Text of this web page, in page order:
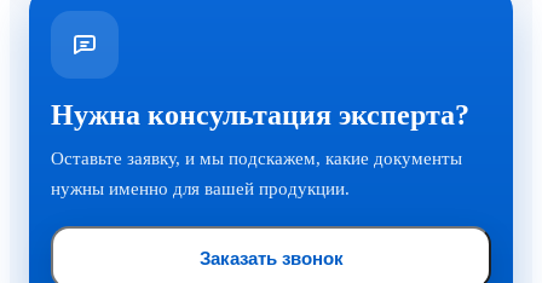
Нужна консультация эксперта?
Оставьте заявку, и мы подскажем, какие документы
нужны именно для вашей продукции.
Заказать звонок